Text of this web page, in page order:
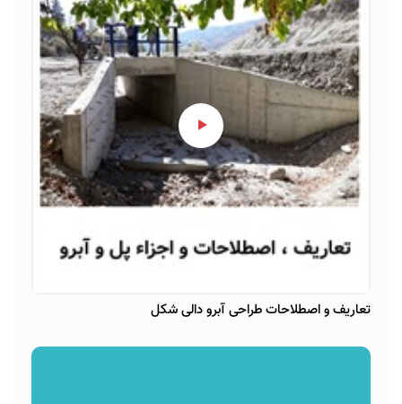
تعاریف و اصطلاحات طراحی آبرو دالی شکل